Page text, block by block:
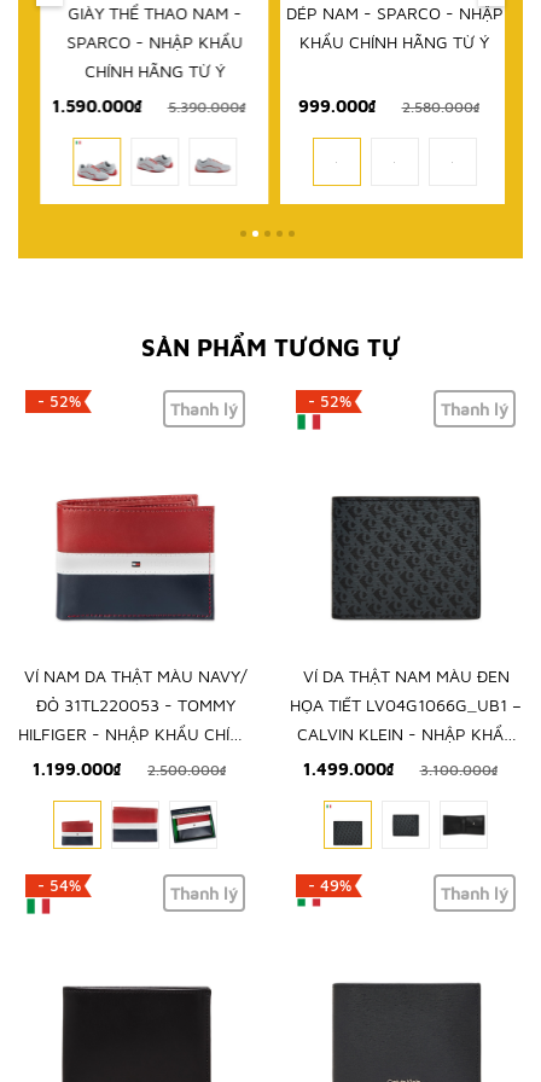
GIÀY THỂ THAO NAM -
SPARCO - NHẬP KHẨU
CHÍNH HÃNG TỪ Ý
1.590.000₫
5.390.000₫
DÉP NAM - SPARCO - NHẬP
KHẨU CHÍNH HÃNG TỪ Ý
999.000₫ 2.580.000₫
SẢN PHẨM TƯƠNG TỰ
- 52% Thanh lý
VÍ NAM DA THẬT MÀU NAVY/
ĐỎ 31TL220053 - TOMMY
HILFIGER - NHẬP KHẨU CHÍNH
HÃNG TỪ MỸ
1.199.000₫ 2.500.000₫
- 52% Thanh lý
VÍ DA THẬT NAM MÀU ĐEN
HỌA TIẾT LV04G1066G_UB1 –
CALVIN KLEIN - NHẬP KHẨU
CHÍNH HÃNG TỪ Ý
1.499.000₫ 3.100.000₫
- 54% Thanh lý - 49% Thanh lý